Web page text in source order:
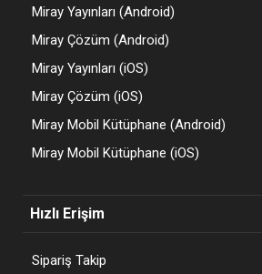
Miray Yayınları (Android)
Miray Çözüm (Android)
Miray Yayınları (iOS)
Miray Çözüm (iOS)
Miray Mobil Kütüphane (Android)
Miray Mobil Kütüphane (iOS)
Hızlı Erişim
Sipariş Takip